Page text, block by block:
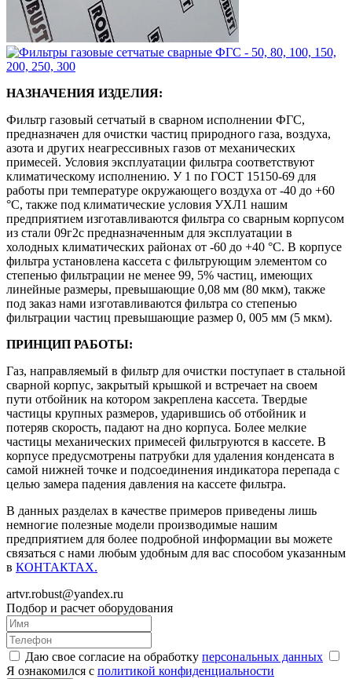
НАЗНАЧЕНИЯ ИЗДЕЛИЯ:
Фильтр газовый сетчатый в сварном исполнении ФГС,
предназначен для очистки частиц природного газа, воздуха,
азота и других неагрессивных газов от механических
примесей. Условия эксплуатации фильтра соответствуют
климатическому исполнению. У 1 по ГОСТ 15150-69 для
работы при температуре окружающего воздуха от -40 до +60
°C, также под климатические условия УХЛ1 нашим
предприятием изготавливаются фильтра со сварным корпусом
из стали 09г2с предназначенным для эксплуатации в
холодных климатических районах от -60 до +40 °C. В корпусе
фильтра установлена кассета с фильтрующим элементом со
степенью фильтрации не менее 99, 5% частиц, имеющих
линейные размеры, превышающие 0,08 мм (80 мкм), также
под заказ нами изготавливаются фильтра со степенью
фильтрации частиц превышающие размер 0, 005 мм (5 мкм).
ПРИНЦИП РАБОТЫ:
Газ, направляемый в фильтр для очистки поступает в стальной
сварной корпус, закрытый крышкой и встречает на своем
пути отбойник на котором закреплена кассета. Твердые
частицы крупных размеров, ударившись об отбойник и
потеряв скорость, падают на дно корпуса. Более мелкие
частицы механических примесей фильтруются в кассете. В
корпусе предусмотрены патрубки для удаления конденсата в
самой нижней точке и подсоединения индикатора перепада с
целью замера падения давления на кассете фильтра.
В данных разделах в качестве примеров приведены лишь
немногие полезные модели производимые нашим
предприятием для более подробной информации вы можете
связаться с нами любым удобным для вас способом указанным
в КОНТАКТАХ.
artvr.robust@yandex.ru
Подбор и расчет оборудования
Даю свое согласие на обработку персональных данных
Я ознакомился с политикой конфиденциальности